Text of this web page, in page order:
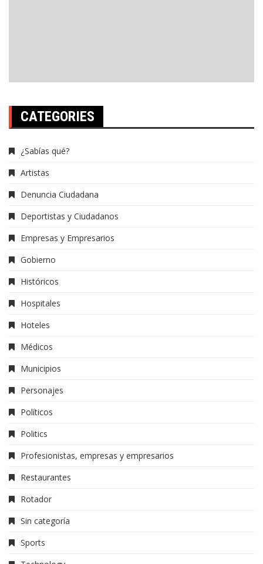
CATEGORIES
¿Sabías qué?
Artistas
Denuncia Ciudadana
Deportistas y Ciudadanos
Empresas y Empresarios
Gobierno
Históricos
Hospitales
Hoteles
Médicos
Municipios
Personajes
Políticos
Politics
Profesionistas, empresas y empresarios
Restaurantes
Rotador
Sin categoría
Sports